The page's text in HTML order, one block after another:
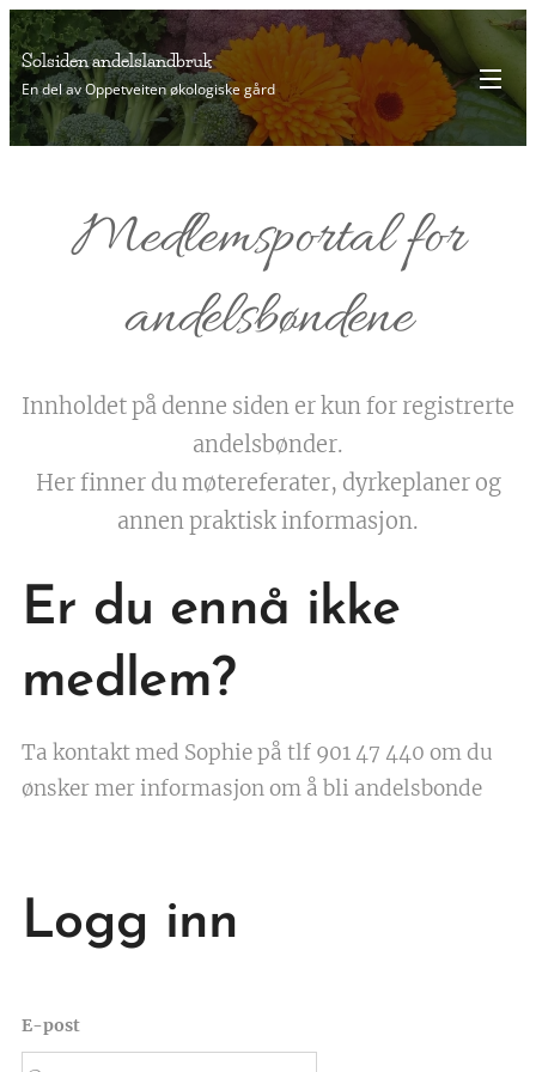
Solsiden andelslandbruk
En del av Oppetveiten økologiske gård
Medlemsportal for
andelsbøndene
Innholdet på denne siden er kun for registrerte
andelsbønder.
Her finner du møtereferater, dyrkeplaner og
annen praktisk informasjon.
Er du ennå ikke
medlem?
Ta kontakt med Sophie på tlf 901 47 440 om du
ønsker mer informasjon om å bli andelsbonde
Logg inn
E-post